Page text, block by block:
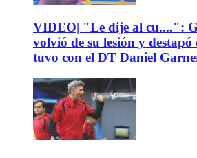
VIDEO| "Le dije al cu....":
volvió de su lesión y destapó
tuvo con el DT Daniel